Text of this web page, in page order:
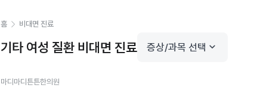
홈 비대면 진료
기타 여성 질환 비대면 진료 증상/과목 선택 keyboard_arrow_down
마디마디튼튼한의원